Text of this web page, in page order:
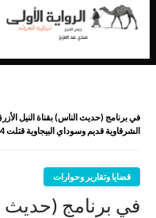
نروي لتعرف
في برنامج (حديث الناس) بقناة النيل
الشرقاوية قديم وسوداي البيجاوية قتلت 4 من كبار ضباط الانجليز واستبعد نجاح مبادرة فولكر
قضايا وتقارير وحوارات
في برنامج (حديث